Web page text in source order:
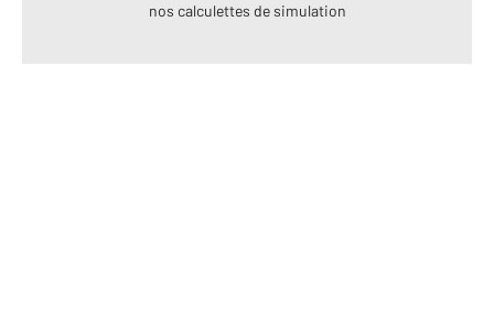
nos calculettes de simulation